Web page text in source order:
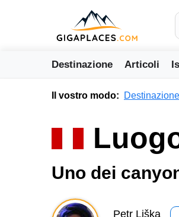
Destinazione Articoli
Il vostro modo: Destinazione
Uno dei
Petr Liška